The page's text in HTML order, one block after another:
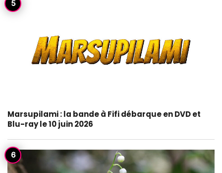
Marsupilami : la bande à Fifi débarque en DVD et
Blu-ray le 10 juin 2026